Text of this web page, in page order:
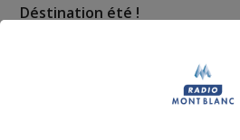
Déstination été !